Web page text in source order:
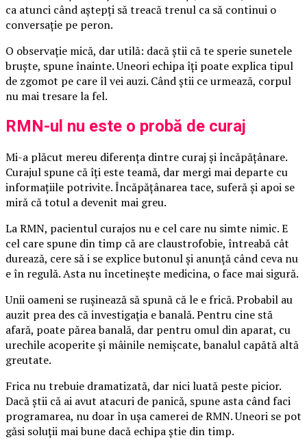
ca atunci când aștepți să treacă trenul ca să continui o
conversație pe peron.
O observație mică, dar utilă: dacă știi că te sperie sunetele
bruște, spune înainte. Uneori echipa îți poate explica tipul
de zgomot pe care îl vei auzi. Când știi ce urmează, corpul
nu mai tresare la fel.
RMN-ul nu este o probă de curaj
Mi-a plăcut mereu diferența dintre curaj și încăpățânare.
Curajul spune că îți este teamă, dar mergi mai departe cu
informațiile potrivite. Încăpățânarea tace, suferă și apoi se
miră că totul a devenit mai greu.
La RMN, pacientul curajos nu e cel care nu simte nimic. E
cel care spune din timp că are claustrofobie, întreabă cât
durează, cere să i se explice butonul și anunță când ceva nu
e în regulă. Asta nu încetinește medicina, o face mai sigură.
Unii oameni se rușinează să spună că le e frică. Probabil au
auzit prea des că investigația e banală. Pentru cine stă
afară, poate părea banală, dar pentru omul din aparat, cu
urechile acoperite și mâinile nemișcate, banalul capătă altă
greutate.
Frica nu trebuie dramatizată, dar nici luată peste picior.
Dacă știi că ai avut atacuri de panică, spune asta când faci
programarea, nu doar în ușa camerei de RMN. Uneori se pot
găsi soluții mai bune dacă echipa știe din timp.